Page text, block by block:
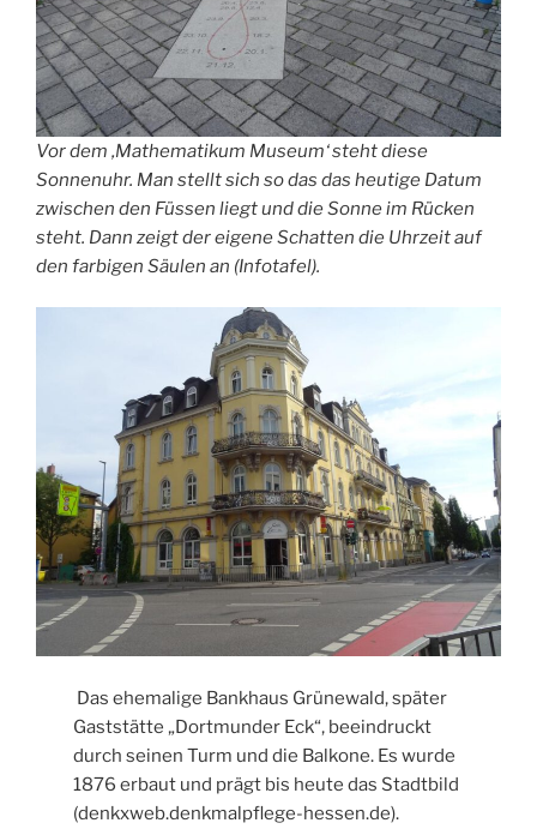
Vor dem ‚Mathematikum Museum‘ steht diese
Sonnenuhr. Man stellt sich so das das heutige Datum
zwischen den Füssen liegt und die Sonne im Rücken
steht. Dann zeigt der eigene Schatten die Uhrzeit auf
den farbigen Säulen an (Infotafel).
Das ehemalige Bankhaus Grünewald, später
Gaststätte „Dortmunder Eck“, beeindruckt
durch seinen Turm und die Balkone. Es wurde
1876 erbaut und prägt bis heute das Stadtbild
(denkxweb.denkmalpflege-hessen.de).